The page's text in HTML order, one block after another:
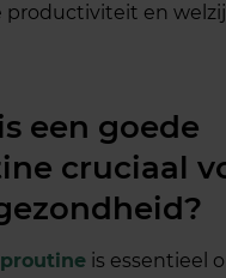
productiviteit en
een goede
cruciaal
is essentieel